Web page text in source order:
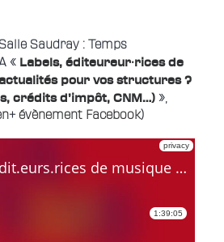
Saudray : Temps
« Labels, éditeureur⸱rices de
pour vos structures ?
crédits d’impôt, CNM…) »,
+ évènement Facebook)